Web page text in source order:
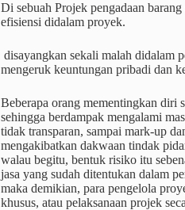
Di sebuah Projek pengadaan
efisiensi didalam proyek.
disayangkan sekali malah didalam
mengeruk keuntungan pribadi dan
Beberapa orang mementingkan diri
sehingga berdampak mengalami
tidak transparan, sampai mark-up
mengakibatkan dakwaan tindak
walau begitu, bentuk risiko itu
jasa yang sudah ditentukan dalam
maka demikian, para pengelola
khusus, atau pelaksanaan projek